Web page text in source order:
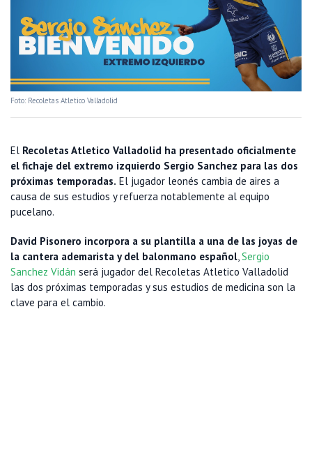
Foto: Recoletas Atletico Valladolid
El Recoletas Atletico Valladolid ha presentado oficialmente
el fichaje del extremo izquierdo Sergio Sanchez para las dos
próximas temporadas. El jugador leonés cambia de aires a
causa de sus estudios y refuerza notablemente al equipo
pucelano.
David Pisonero incorpora a su plantilla a una de las joyas de
la cantera ademarista y del balonmano español,Sergio
Sanchez Vidán será jugador del Recoletas Atletico Valladolid
las dos próximas temporadas y sus estudios de medicina son la
clave para el cambio.